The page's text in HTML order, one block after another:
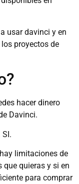
usar davinci y en
proyectos de
hacer dinero
Davinci.
limitaciones de
que quieras y si en
para comprar